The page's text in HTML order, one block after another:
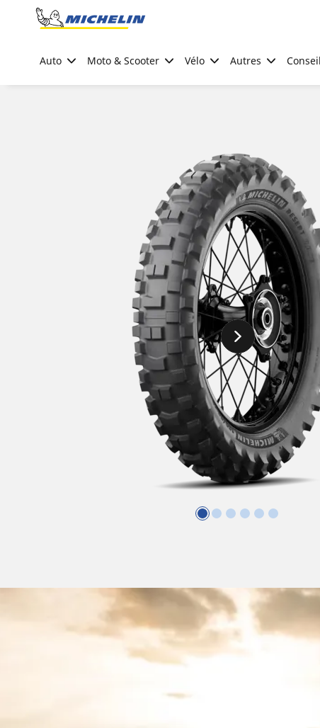
Go to page content
Auto Moto & Scooter Vélo Autres